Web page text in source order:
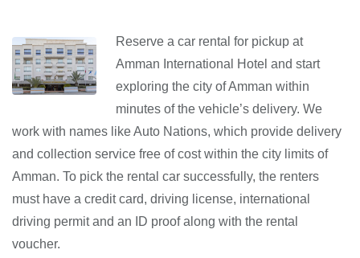
Reserve a car rental for pickup at
Amman International Hotel and start
exploring the city of Amman within
minutes of the vehicle’s delivery. We
work with names like Auto Nations, which provide delivery
and collection service free of cost within the city limits of
Amman. To pick the rental car successfully, the renters
must have a credit card, driving license, international
driving permit and an ID proof along with the rental
voucher.